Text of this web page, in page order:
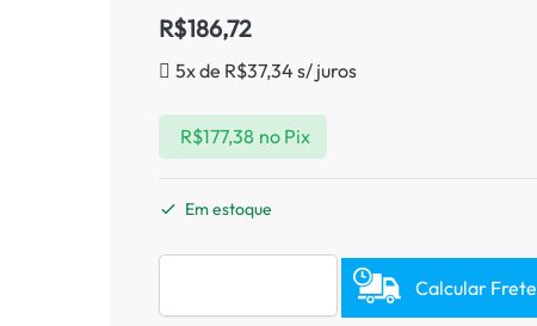
R$186,72
5x de R$37,34 s/ juros
R$177,38 no Pix
Em estoque
Calcular Frete